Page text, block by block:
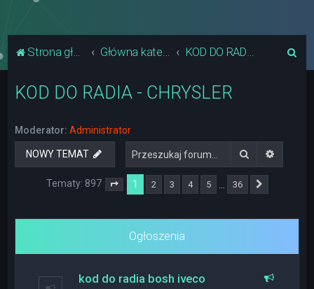
Strona główna Główna kategoria forum KOD DO RADIA - CHRYSLER
KOD DO RADIA - CHRYSLER
Moderator: Administrator
NOWY TEMAT Szukaj
Tematy: 897 Strona 1z 36
1 2 3 4 5 36
Ogłoszenia
kod do radia bosh iveco